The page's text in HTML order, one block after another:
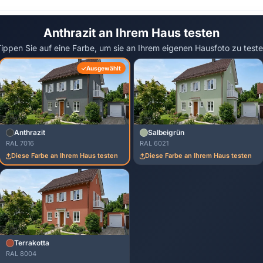
Anthrazit an Ihrem Haus testen
Sie auf eine Farbe, um sie an Ihrem eigenen Hausfoto zu
Ausgewählt
Anthrazit
RAL 7016
Diese Farbe an Ihrem Haus testen
Salbeigrün
RAL 6021
Diese Farbe an Ihrem Haus testen
Terrakotta
RAL 8004